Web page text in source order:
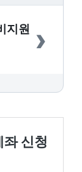
지원 ›